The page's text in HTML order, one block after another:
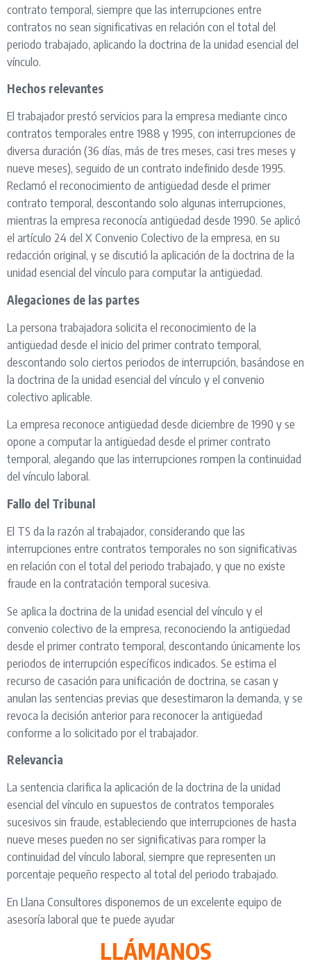
contrato temporal, siempre que las interrupciones entre
contratos no sean significativas en relación con el total del
periodo trabajado, aplicando la doctrina de la unidad esencial del
vínculo.
Hechos relevantes
El trabajador prestó servicios para la empresa mediante cinco
contratos temporales entre 1988 y 1995, con interrupciones de
diversa duración (36 días, más de tres meses, casi tres meses y
nueve meses), seguido de un contrato indefinido desde 1995.
Reclamó el reconocimiento de antigüedad desde el primer
contrato temporal, descontando solo algunas interrupciones,
mientras la empresa reconocía antigüedad desde 1990. Se aplicó
el artículo 24 del X Convenio Colectivo de la empresa, en su
redacción original, y se discutió la aplicación de la doctrina de la
unidad esencial del vínculo para computar la antigüedad.
Alegaciones de las partes
La persona trabajadora solicita el reconocimiento de la
antigüedad desde el inicio del primer contrato temporal,
descontando solo ciertos periodos de interrupción, basándose en
la doctrina de la unidad esencial del vínculo y el convenio
colectivo aplicable.
La empresa reconoce antigüedad desde diciembre de 1990 y se
opone a computar la antigüedad desde el primer contrato
temporal, alegando que las interrupciones rompen la continuidad
del vínculo laboral.
Fallo del Tribunal
El TS da la razón al trabajador, considerando que las
interrupciones entre contratos temporales no son significativas
en relación con el total del periodo trabajado, y que no existe
fraude en la contratación temporal sucesiva.
Se aplica la doctrina de la unidad esencial del vínculo y el
convenio colectivo de la empresa, reconociendo la antigüedad
desde el primer contrato temporal, descontando únicamente los
periodos de interrupción específicos indicados. Se estima el
recurso de casación para unificación de doctrina, se casan y
anulan las sentencias previas que desestimaron la demanda, y se
revoca la decisión anterior para reconocer la antigüedad
conforme a lo solicitado por el trabajador.
Relevancia
La sentencia clarifica la aplicación de la doctrina de la unidad
esencial del vínculo en supuestos de contratos temporales
sucesivos sin fraude, estableciendo que interrupciones de hasta
nueve meses pueden no ser significativas para romper la
continuidad del vínculo laboral, siempre que representen un
porcentaje pequeño respecto al total del periodo trabajado.
En Llana Consultores disponemos de un excelente equipo de
asesoría laboral que te puede ayudar
LLÁMANOS